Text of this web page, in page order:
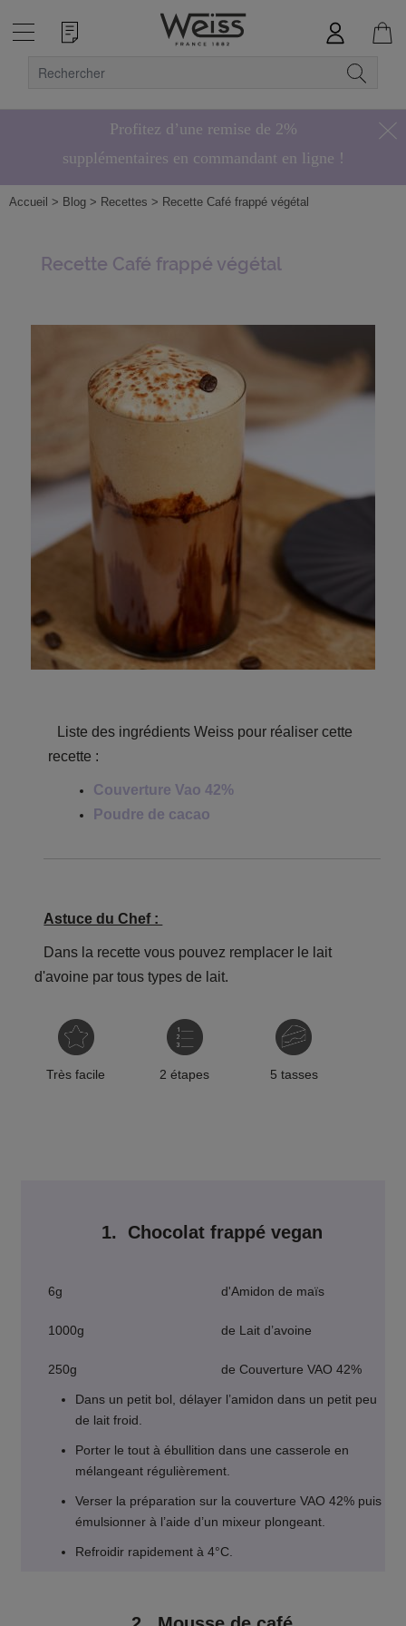
Profitez d’une remise de 2%
supplémentaires en commandant en ligne !
Hors bonbons de chocolat
Accueil > Blog > Recettes > Recette Café frappé végétal
Recette Café frappé végétal
Liste des ingrédients Weiss pour réaliser cette
recette :
Couverture Vao 42%
Poudre de cacao
Astuce du Chef :
Dans la recette vous pouvez remplacer le lait
d'avoine par tous types de lait.
Très facile 2 étapes 5 tasses
1. Chocolat frappé vegan
6g d'Amidon de maïs
1000g de Lait d’avoine
250g de Couverture VAO 42%
Dans un petit bol, délayer l’amidon dans un petit peu
de lait froid.
Porter le tout à ébullition dans une casserole en
mélangeant régulièrement.
Verser la préparation sur la couverture VAO 42% puis
émulsionner à l’aide d’un mixeur plongeant.
Refroidir rapidement à 4°C.